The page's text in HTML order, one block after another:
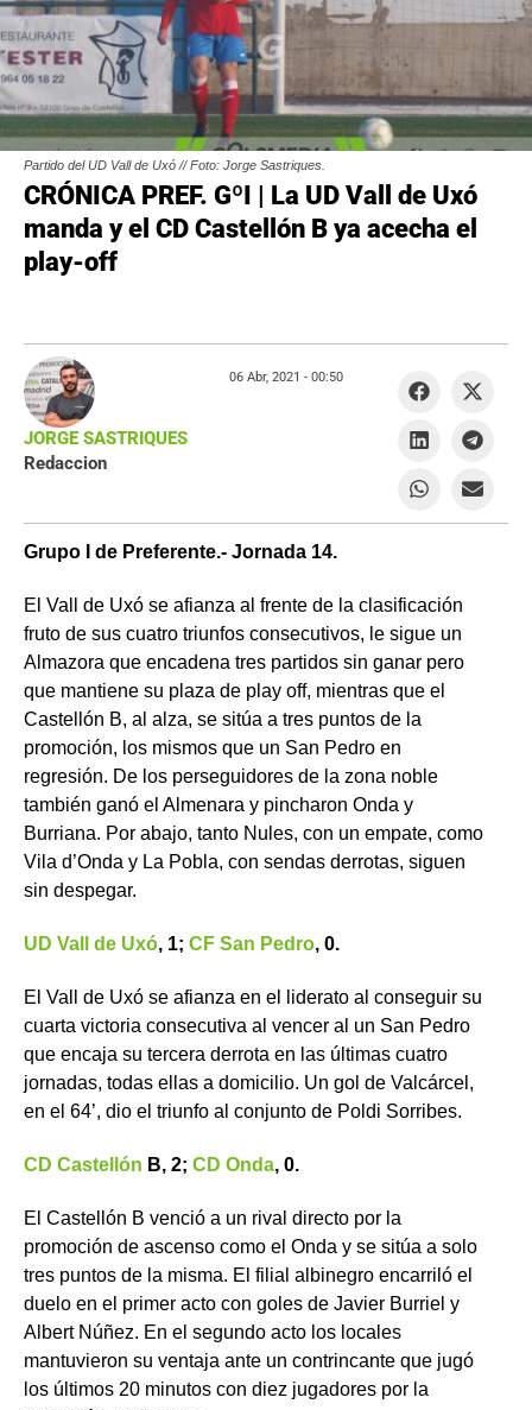
Partido del UD Vall de Uxó // Foto: Jorge Sastriques.
CRÓNICA PREF. GºI | La UD Vall de Uxó
manda y el CD Castellón B ya acecha el
play-off
Grupo I de Preferente.- Jornada 14.
El Vall de Uxó se afianza al frente de la clasificación
fruto de sus cuatro triunfos consecutivos, le sigue un
Almazora que encadena tres partidos sin ganar pero
que mantiene su plaza de play off, mientras que el
Castellón B, al alza, se sitúa a tres puntos de la
promoción, los mismos que un San Pedro en
regresión. De los perseguidores de la zona noble
también ganó el Almenara y pincharon Onda y
Burriana. Por abajo, tanto Nules, con un empate, como
Vila d’Onda y La Pobla, con sendas derrotas, siguen
sin despegar.
UD Vall de Uxó, 1; CF San Pedro, 0.
El Vall de Uxó se afianza en el liderato al conseguir su
cuarta victoria consecutiva al vencer al un San Pedro
que encaja su tercera derrota en las últimas cuatro
jornadas, todas ellas a domicilio. Un gol de Valcárcel,
en el 64’, dio el triunfo al conjunto de Poldi Sorribes.
CD Castellón B, 2; CD Onda, 0.
El Castellón B venció a un rival directo por la
promoción de ascenso como el Onda y se sitúa a solo
tres puntos de la misma. El filial albinegro encarriló el
duelo en el primer acto con goles de Javier Burriel y
Albert Núñez. En el segundo acto los locales
mantuvieron su ventaja ante un contrincante que jugó
los últimos 20 minutos con diez jugadores por la
JORGE SASTRIQUES
Redaccion
06 Abr, 2021 - 00:50